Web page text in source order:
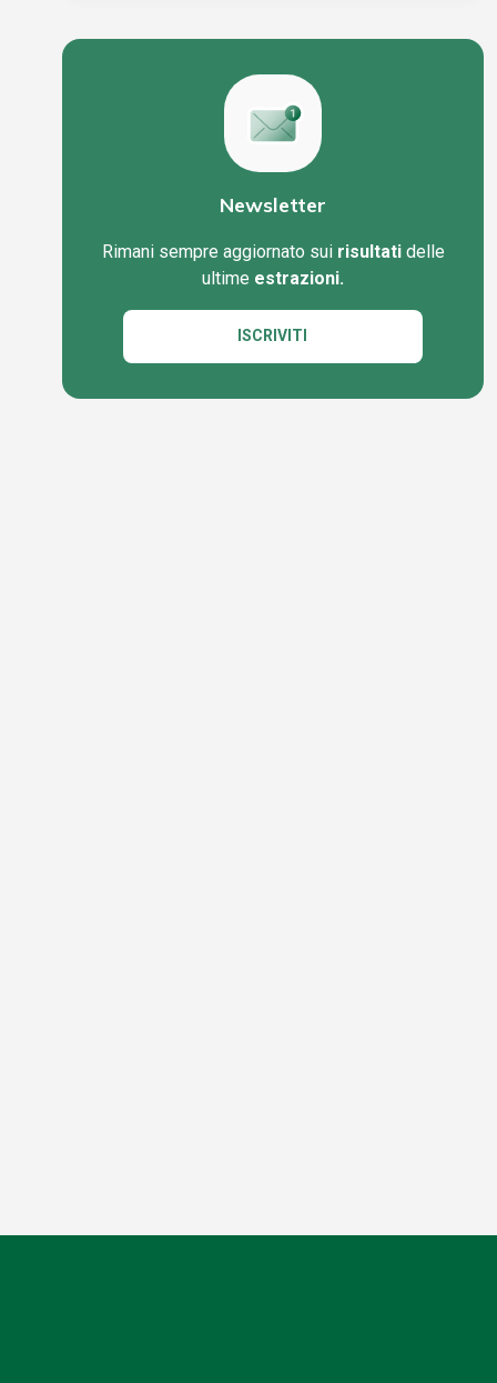
Newsletter
Rimani sempre aggiornato sui risultatidelle
ultime estrazioni.
ISCRIVITI